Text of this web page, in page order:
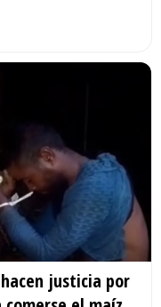
justicia por